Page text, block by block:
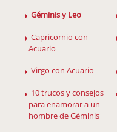
Géminis y Leo
Capricornio con
Acuario
Virgo con Acuario
10 trucos y consejos
para enamorar a un
hombre de Géminis